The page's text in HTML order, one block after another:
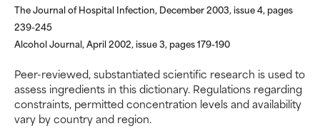
The Journal of Hospital Infection, December 2003, issue 4, pages
239-245
Alcohol Journal, April 2002, issue 3, pages 179-190
Peer-reviewed, substantiated scientific research is used to
assess ingredients in this dictionary. Regulations regarding
constraints, permitted concentration levels and availability
vary by country and region.